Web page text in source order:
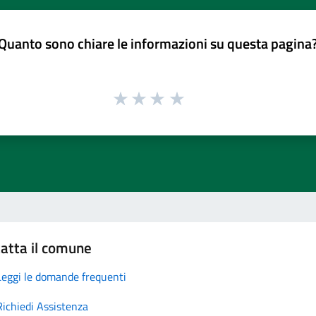
sono chiare le informazioni su questa
il comune
le domande frequenti
Assistenza